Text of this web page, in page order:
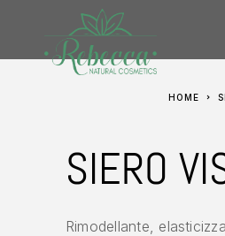
HOME
SIERO
Rimodellante,